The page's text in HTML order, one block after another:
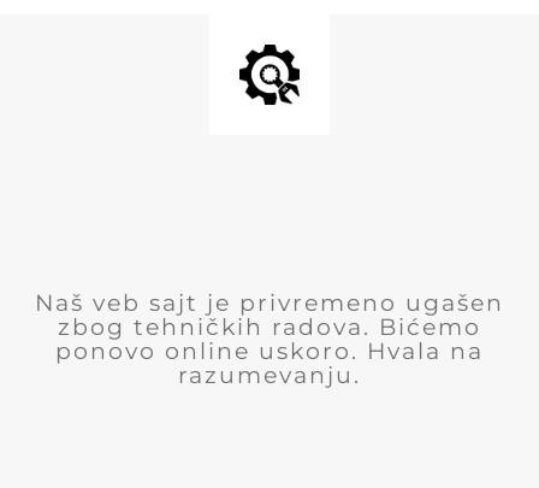
Naš veb sajt je privremeno ugašen
zbog tehničkih radova. Bićemo
ponovo online uskoro. Hvala na
razumevanju.